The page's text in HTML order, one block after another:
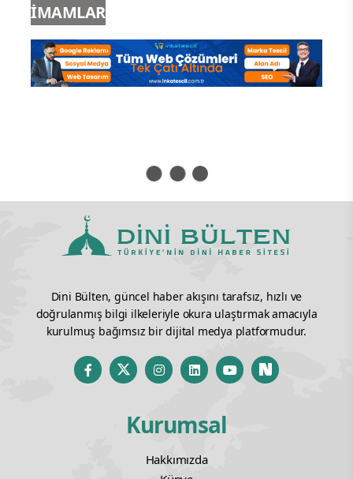
İMAMLAR
Dini Bülten, güncel haber akışını tarafsız, hızlı ve
doğrulanmış bilgi ilkeleriyle okura ulaştırmak amacıyla
kurulmuş bağımsız bir dijital medya platformudur.
Kurumsal
Hakkımızda